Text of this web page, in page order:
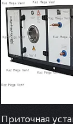
Приточная